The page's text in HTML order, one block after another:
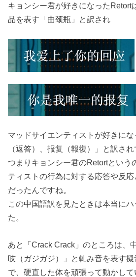
キョンシー君が好きになったRetort
品を表す「曲颈瓶」と訳され
マッドサイエンティストが好きに
（返答）、报复（報復）」と訳され
つまりキョンシー君のRetortという
ティストの行為に対する応答や反
だったんですね。
この中国語訳を見たときは本当に
た。
あと「Crack Crack」のところは、
吱（ガジガジ）」と軋み音を表す
で、硬直した体を頑張って動かし